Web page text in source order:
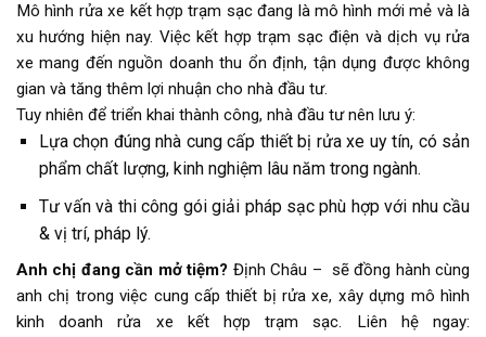
Mô hình rửa xe kết hợp trạm sạc đang là mô hình mới mẻ và là
xu hướng hiện nay. Việc kết hợp trạm sạc điện và dịch vụ rửa
xe mang đến nguồn doanh thu ổn định, tận dụng được không
gian và tăng thêm lợi nhuận cho nhà đầu tư.
Tuy nhiên để triển khai thành công, nhà đầu tư nên lưu ý:
Lựa chọn đúng nhà cung cấp thiết bị rửa xe uy tín, có sản
phẩm chất lượng, kinh nghiệm lâu năm trong ngành.
Tư vấn và thi công gói giải pháp sạc phù hợp với nhu cầu
& vị trí, pháp lý.
Anh chị đang cần mở tiệm? Định Châu – sẽ đồng hành cùng
anh chị trong việc cung cấp thiết bị rửa xe, xây dựng mô hình
kinh doanh rửa xe kết hợp trạm sạc. Liên hệ ngay: